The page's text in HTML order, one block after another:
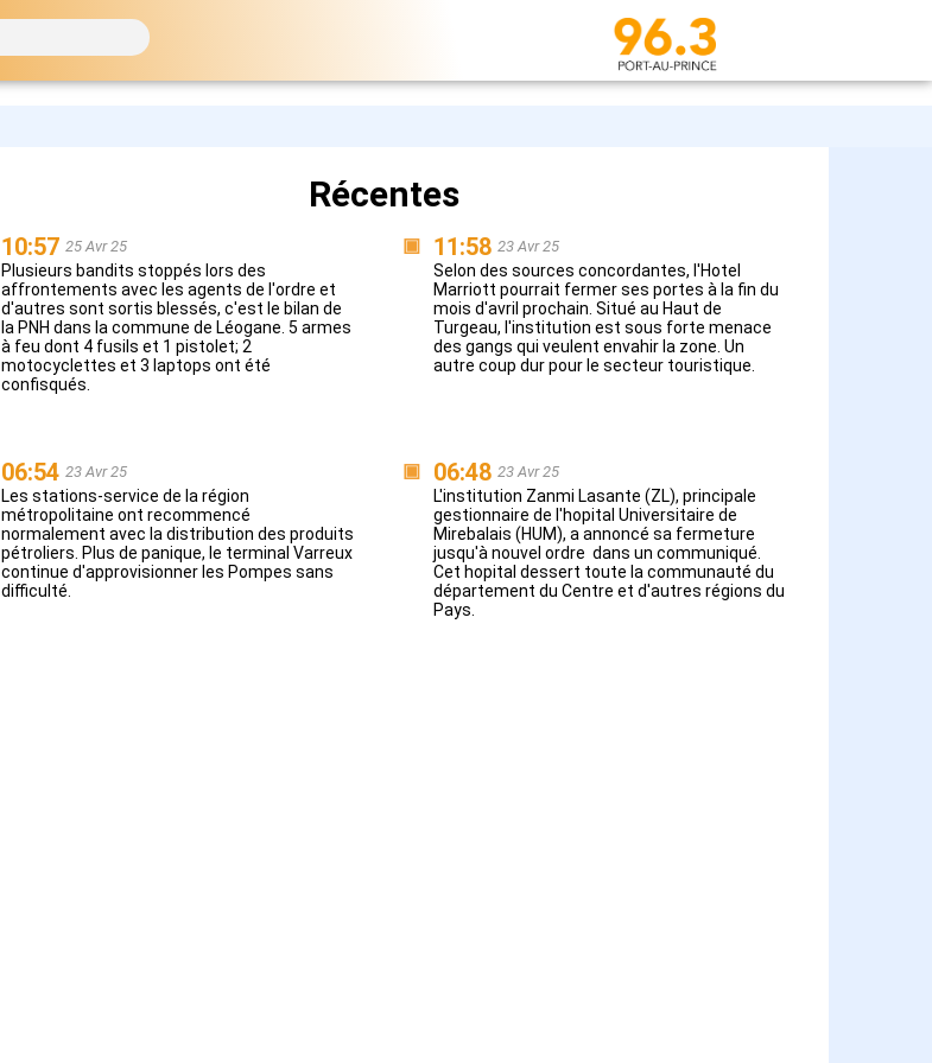
Récentes
10:57 25 Avr 25
Plusieurs bandits stoppés lors des
affrontements avec les agents de l'ordre et
d'autres sont sortis blessés, c'est le bilan de
la PNH dans la commune de Léogane. 5 armes
à feu dont 4 fusils et 1 pistolet; 2
motocyclettes et 3 laptops ont été
confisqués.
▣ 11:58 23 Avr 25
Selon des sources concordantes, l'Hotel
Marriott pourrait fermer ses portes à la fin du
mois d'avril prochain. Situé au Haut de
Turgeau, l'institution est sous forte menace
des gangs qui veulent envahir la zone. Un
autre coup dur pour le secteur touristique.
06:54 23 Avr 25
Les stations-service de la région
métropolitaine ont recommencé
normalement avec la distribution des produits
pétroliers. Plus de panique, le terminal Varreux
continue d'approvisionner les Pompes sans
difficulté.
▣ 06:48 23 Avr 25
L'institution Zanmi Lasante (ZL), principale
gestionnaire de l'hopital Universitaire de
Mirebalais (HUM), a annoncé sa fermeture
jusqu'à nouvel ordre dans un communiqué.
Cet hopital dessert toute la communauté du
département du Centre et d'autres régions du
Pays.